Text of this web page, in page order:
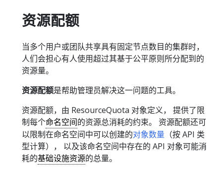
资源配额
当多个用户或团队共享具有固定节点数目的集群时，
人们会担心有人使用超过其基于公平原则所分配到的
资源量。
资源配额是帮助管理员解决这一问题的工具。
资源配额，由 ResourceQuota 对象定义， 提供了限
制每个命名空间的资源总消耗的约束。 资源配额还可
以限制在命名空间中可以创建的对象数量 （按 API 类
型计算）， 以及该命名空间中存在的 API 对象可能消
耗的基础设施资源的总量。